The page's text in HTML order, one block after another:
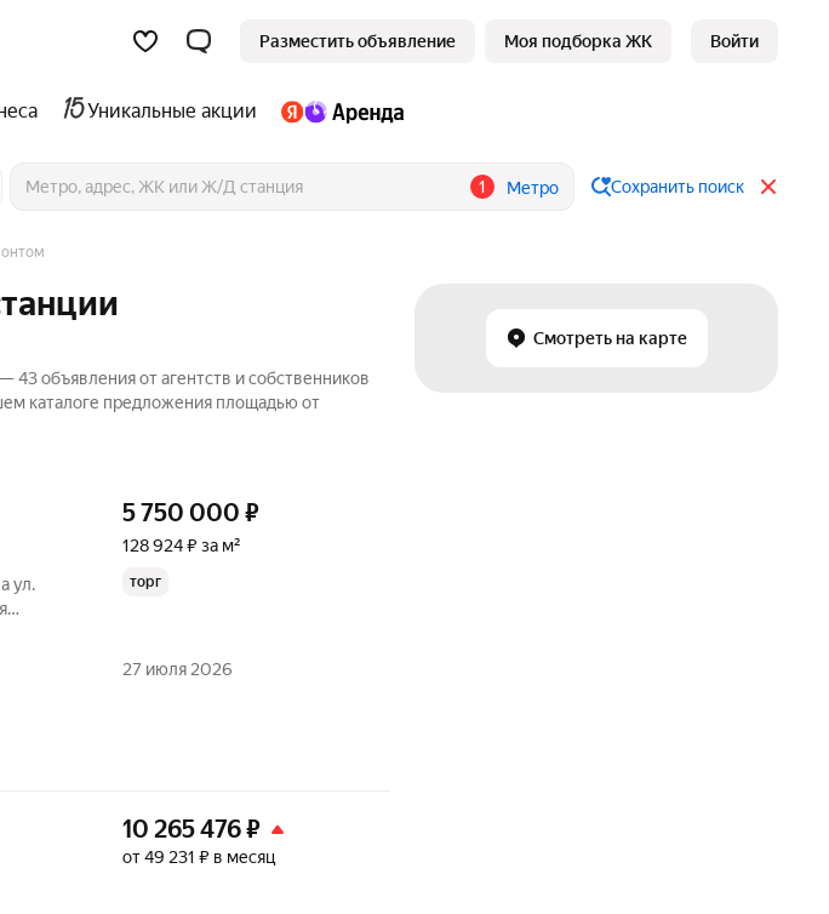
Разместить объявление Моя подборка ЖК Войти
Уникальные акции
1 Метро Сохранить поиск
Смотреть на карте
объявления от агентств и собственников
каталоге предложения площадью от
ул.
5 750 000 ₽
128 924 ₽ за м²
торг
27 июля 2026
10 265 476₽
от 49 231 ₽ в месяц